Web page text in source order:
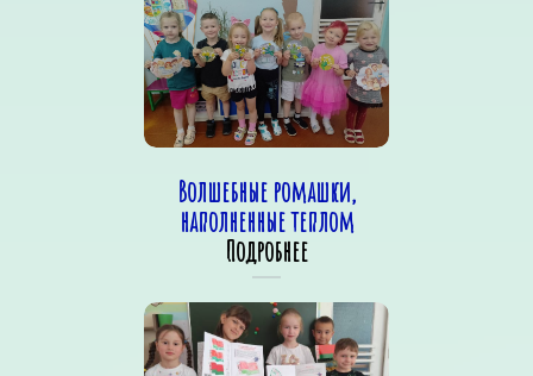
Волшебные ромашки,
наполненные теплом
Подробнее